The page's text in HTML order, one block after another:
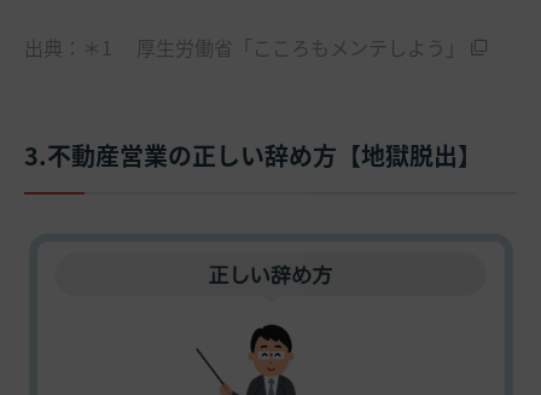
出典：＊1 厚生労働省「こころもメンテしよう」
3.不動産営業の正しい辞め方【地獄脱出】